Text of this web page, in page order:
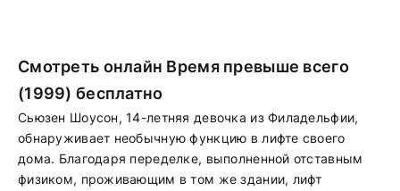
Смотреть онлайн Время превыше всего
(1999) бесплатно
Сьюзен Шоусон, 14-летняя девочка из Филадельфии,
обнаруживает необычную функцию в лифте своего
дома. Благодаря переделке, выполненной отставным
физиком, проживающим в том же здании, лифт